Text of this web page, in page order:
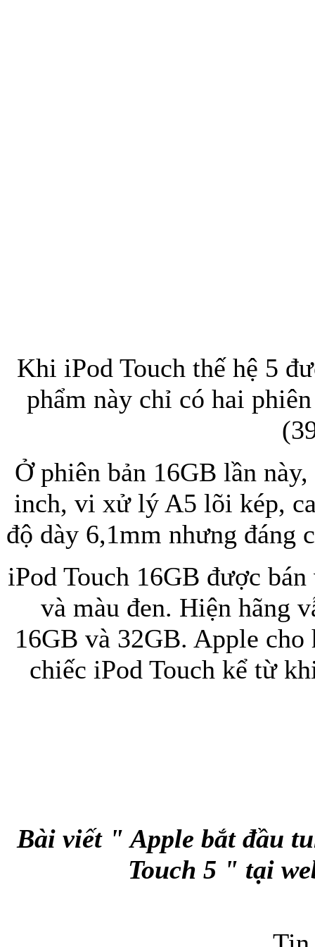
Khi iPod Touch thế hệ 5
phẩm này chỉ có hai
Ở phiên bản 16GB lần
inch, vi xử lý A5 lõi kép,
độ dày 6,1mm nhưng đáng
iPod Touch 16GB được
và màu đen. Hiện hãng
16GB và 32GB. Apple
chiếc iPod Touch kể từ
Bài viết " Apple bắt đầu
Touch 5 " tại